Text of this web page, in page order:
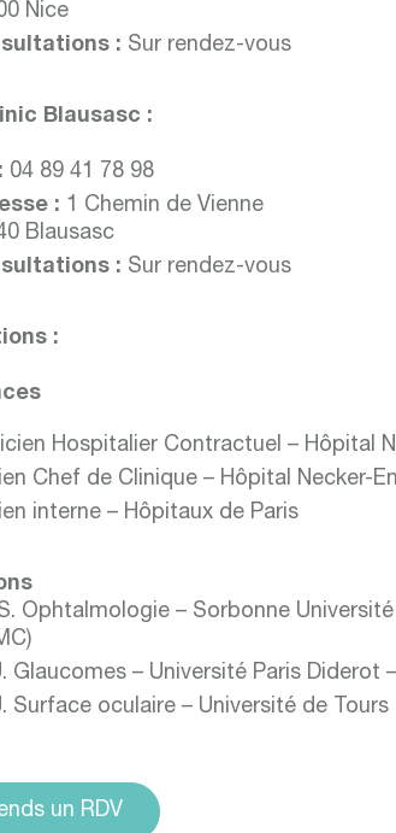
Nice
: Sur rendez-vous
Blausasc :
04 89 41 78 98
: 1 Chemin de Vienne
Blausasc
: Sur rendez-vous
:
Hospitalier Contractuel – Hôpital
Chef de Clinique – Hôpital Necker-
interne – Hôpitaux de Paris
Ophtalmologie – Sorbonne
Glaucomes – Université Paris Diderot
Surface oculaire – Université de Tours
un RDV